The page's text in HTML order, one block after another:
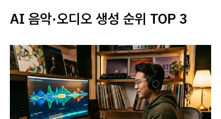
AI 음악·오디오 생성 순위 TOP 3